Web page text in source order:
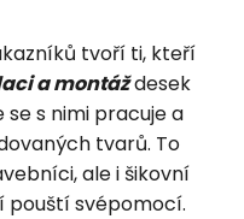
tvoří ti, kteří
a montáždesek
se s nimi pracuje a
tvarů. To
ale i šikovní
pouští svépomocí.